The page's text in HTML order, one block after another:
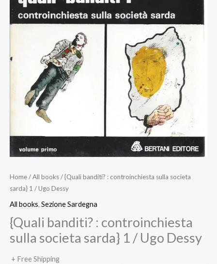
Home/All books/ {Quali banditi? : controinchiesta sulla societa
sarda} 1 / Ugo Dessy
All books, Sezione Sardegna
{Quali banditi? : controinchiesta
sulla societa sarda} 1 / Ugo Dessy
+ Free Shipping